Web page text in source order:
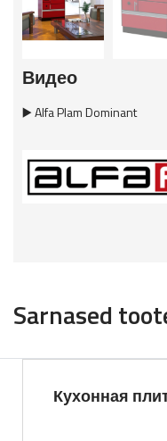
Видео
▶️ Alfa Plam Dominant
Sarnased
Кухонная